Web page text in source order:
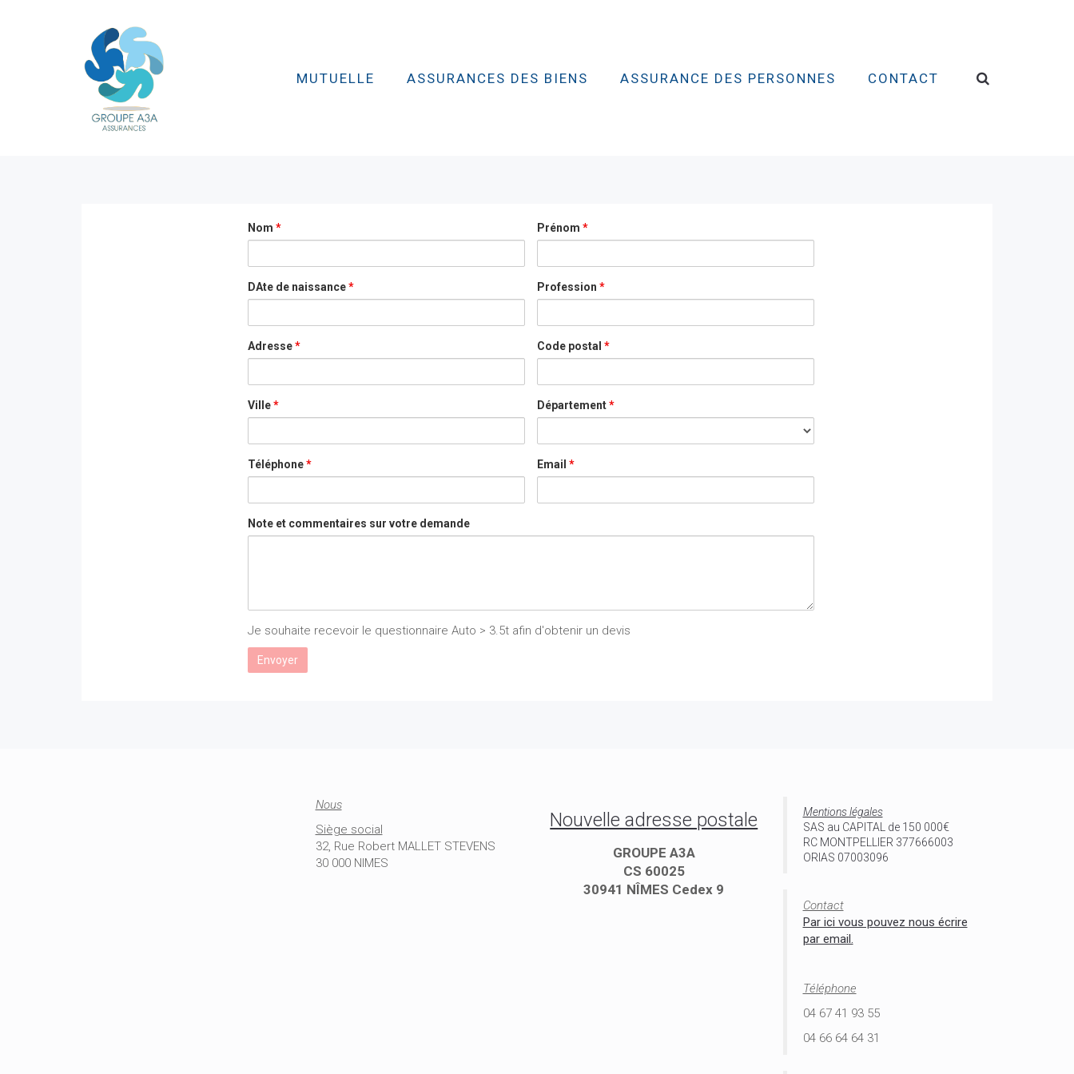
MUTUELLE ASSURANCES DES BIENS ASSURANCE DES PERSONNES CONTACT
Nom* Prénom *
DAte de naissance* Profession *
Adresse* Code postal *
Ville* Département*
Téléphone* Email *
Note et commentaires sur votre demande
Je souhaite recevoir le questionnaire Auto > 3.5t afin d'obtenir un devis
Nous
Siège social
32, Rue Robert MALLET STEVENS
30 000 NIMES
Nouvelle adresse postale
GROUPE A3A
CS 60025
30941 NÎMES Cedex 9
Mentions légales
SAS au CAPITAL de 150 000€
RC MONTPELLIER 377666003
ORIAS 07003096
Contact
Par ici vous pouvez nous écrire
par email.
Téléphone
04 67 41 93 55
04 66 64 64 31